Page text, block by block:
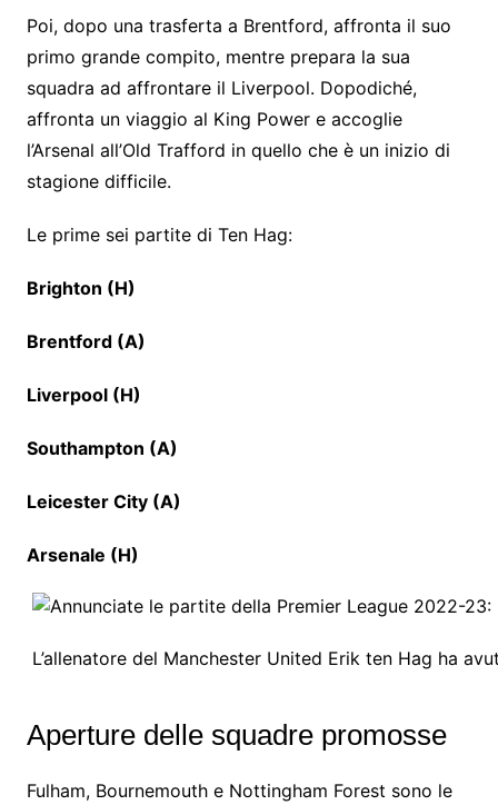
Poi, dopo una trasferta a Brentford, affronta il suo
primo grande compito, mentre prepara la sua
squadra ad affrontare il Liverpool. Dopodiché,
affronta un viaggio al King Power e accoglie
l’Arsenal all’Old Trafford in quello che è un inizio di
stagione difficile.
Le prime sei partite di Ten Hag:
Brighton (H)
Brentford (A)
Liverpool (H)
Southampton (A)
Leicester City (A)
Arsenale (H)
L’allenatore del Manchester United Erik ten Hag ha
Aperture delle squadre promosse
Fulham, Bournemouth e Nottingham Forest sono le